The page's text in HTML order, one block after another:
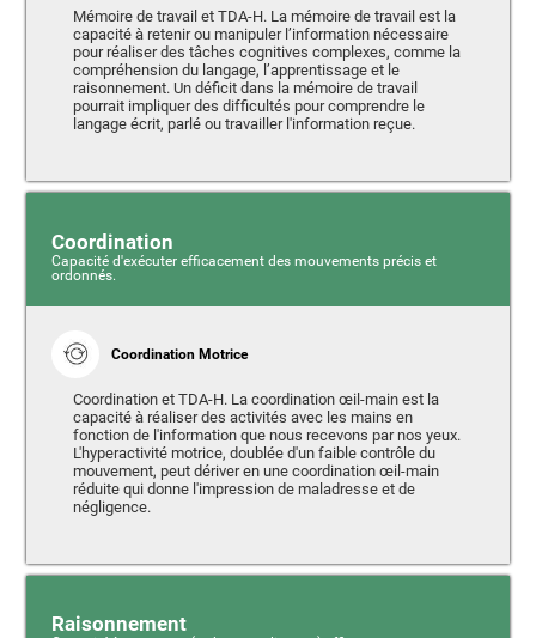
Mémoire de travail et TDA-H. La mémoire de travail est la
capacité à retenir ou manipuler l’information nécessaire
pour réaliser des tâches cognitives complexes, comme la
compréhension du langage, l’apprentissage et le
raisonnement. Un déficit dans la mémoire de travail
pourrait impliquer des difficultés pour comprendre le
langage écrit, parlé ou travailler l'information reçue.
Coordination
Capacité d'exécuter efficacement des mouvements précis et
ordonnés.
Coordination Motrice
Coordination et TDA-H. La coordination œil-main est la
capacité à réaliser des activités avec les mains en
fonction de l'information que nous recevons par nos yeux.
L'hyperactivité motrice, doublée d'un faible contrôle du
mouvement, peut dériver en une coordination œil-main
réduite qui donne l'impression de maladresse et de
négligence.
Raisonnement